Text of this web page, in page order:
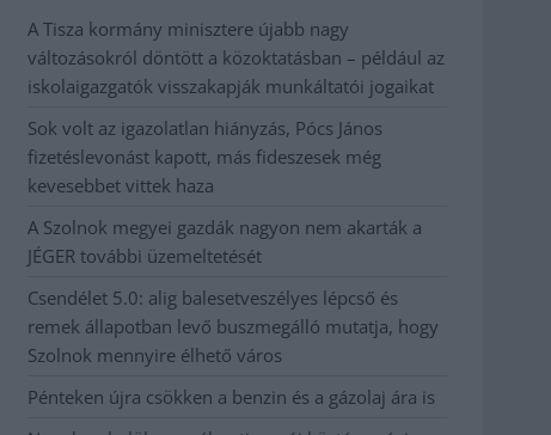
A Tisza kormány minisztere újabb nagy
változásokról döntött a közoktatásban – például az
iskolaigazgatók visszakapják munkáltatói jogaikat
Sok volt az igazolatlan hiányzás, Pócs János
fizetéslevonást kapott, más fideszesek még
kevesebbet vittek haza
A Szolnok megyei gazdák nagyon nem akarták a
JÉGER további üzemeltetését
Csendélet 5.0: alig balesetveszélyes lépcső és
remek állapotban levő buszmegálló mutatja, hogy
Szolnok mennyire élhető város
Pénteken újra csökken a benzin és a gázolaj ára is